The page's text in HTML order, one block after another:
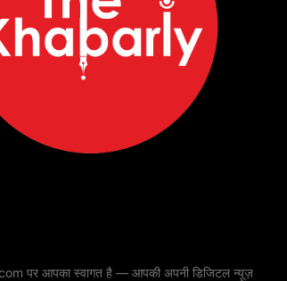
पर आपका स्वागत है — आपकी अपनी डिजिटल न्यूज़